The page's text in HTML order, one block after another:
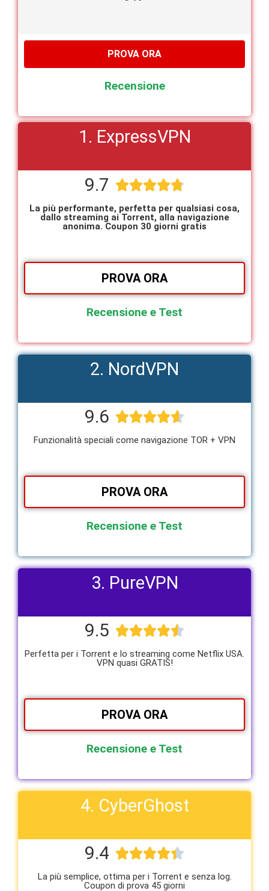
PROVA ORA
Recensione
1. ExpressVPN
9.7 
La più performante, perfetta per qualsiasi cosa,
dallo streaming ai Torrent, alla navigazione
anonima. Coupon 30 giorni gratis
PROVA ORA
Recensione e Test
2. NordVPN
9.6 
Funzionalità speciali come navigazione TOR + VPN
PROVA ORA
Recensione e Test
3. PureVPN
9.5 
Perfetta per i Torrent e lo streaming come Netflix USA.
VPN quasi GRATIS!
PROVA ORA
Recensione e Test
4. CyberGhost
9.4 
La più semplice, ottima per i Torrent e senza log.
Coupon di prova 45 giorni